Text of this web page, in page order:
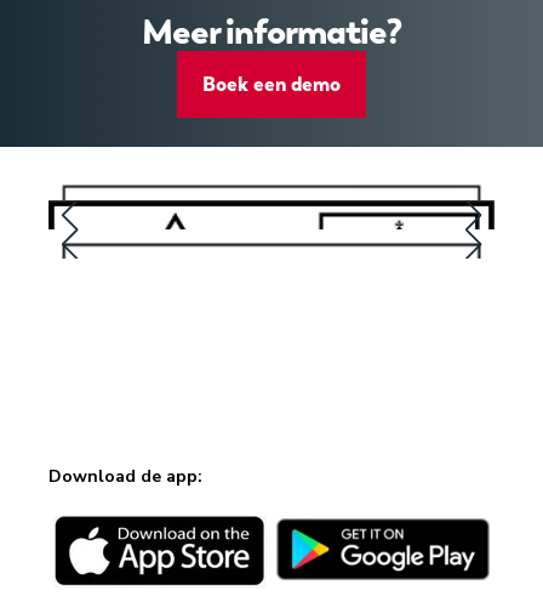
Meer informatie?
Boek een demo
Download de app: